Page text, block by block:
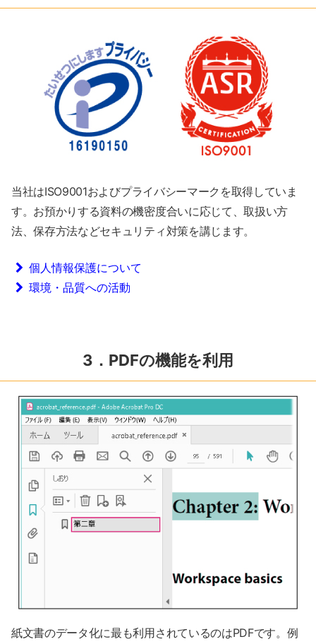
当社はISO9001およびプライバシーマークを取得していま
す。お預かりする資料の機密度合いに応じて、取扱い方
法、保存方法などセキュリティ対策を講じます。
個人情報保護について
環境・品質への活動
3．PDFの機能を利用
紙文書のデータ化に最も利用されているのはPDFです。例